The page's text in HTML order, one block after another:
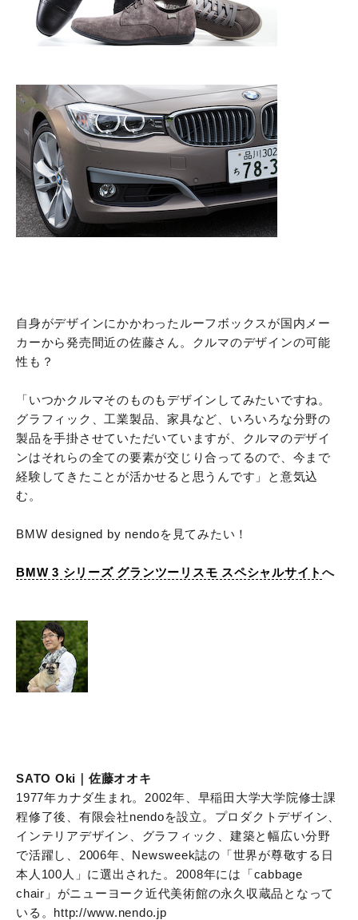
自身がデザインにかかわったルーフボックスが国内メー
カーから発売間近の佐藤さん。クルマのデザインの可能
性も？
「いつかクルマそのものもデザインしてみたいですね。
グラフィック、工業製品、家具など、いろいろな分野の
製品を手掛させていただいていますが、クルマのデザイ
ンはそれらの全ての要素が交じり合ってるので、今まで
経験してきたことが活かせると思うんです」と意気込
む。
BMW designed by nendoを見てみたい！
BMW 3 シリーズ グランツーリスモ スペシャルサイト へ
SATO Oki｜佐藤オオキ
1977年カナダ生まれ。2002年、早稲田大学大学院修士課
程修了後、有限会社nendoを設立。プロダクトデザイン、
インテリアデザイン、グラフィック、建築と幅広い分野
で活躍し、2006年、Newsweek誌の「世界が尊敬する日
本人100人」に選出された。2008年には「cabbage
chair」がニューヨーク近代美術館の永久収蔵品となって
いる。http://www.nendo.jp